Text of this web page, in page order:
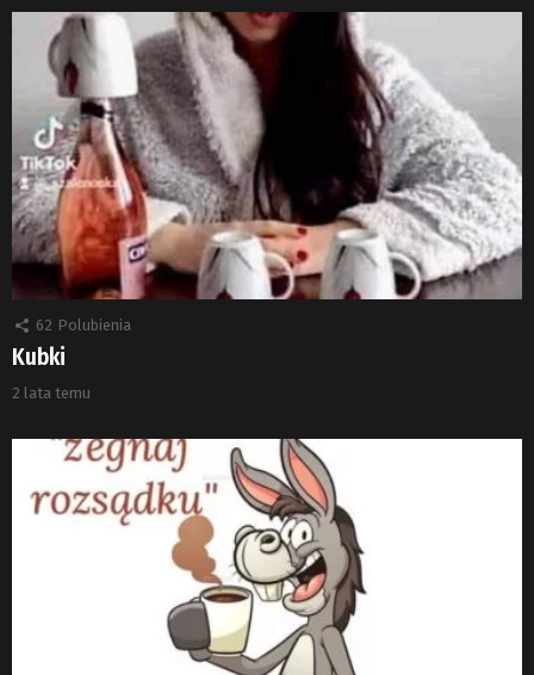
62 Polubienia
Kubki
2 lata temu